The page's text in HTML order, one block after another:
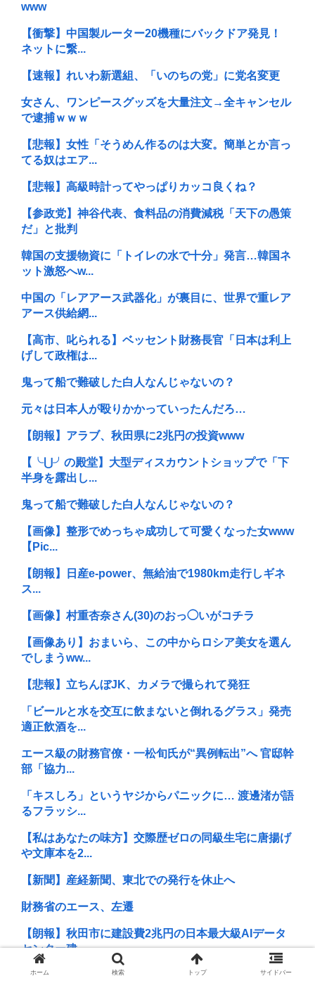
www
【衝撃】中国製ルーター20機種にバックドア発見！
ネットに繋...
【速報】れいわ新選組、「いのちの党」に党名変更
女さん、ワンピースグッズを大量注文→全キャンセル
で逮捕ｗｗｗ
【悲報】女性「そうめん作るのは大変。簡単とか言っ
てる奴はエア...
【悲報】高級時計ってやっぱりカッコ良くね？
【参政党】神谷代表、食料品の消費減税「天下の愚策
だ」と批判
韓国の支援物資に「トイレの水で十分」発言…韓国ネ
ット激怒へw...
中国の「レアアース武器化」が裏目に、世界で重レア
アース供給網...
【高市、叱られる】ベッセント財務長官「日本は利上
げして政権は...
鬼って船で難破した白人なんじゃないの？
元々は日本人が殴りかかっていったんだろ…
【朗報】アラブ、秋田県に2兆円の投資www
【╰⋃╯の殿堂】大型ディスカウントショップで「下
半身を露出し...
鬼って船で難破した白人なんじゃないの？
【画像】整形でめっちゃ成功して可愛くなった女www
【Pic...
【朗報】日産e-power、無給油で1980km走行しギネ
ス...
【画像】村重杏奈さん(30)のおっ◯いがコチラ
【画像あり】おまいら、この中からロシア美女を選ん
でしまうww...
【悲報】立ちんぼJK、カメラで撮られて発狂
「ビールと水を交互に飲まないと倒れるグラス」発売
適正飲酒を...
エース級の財務官僚・一松旬氏が“異例転出”へ 官邸幹
部「協力...
「キスしろ」というヤジからパニックに… 渡邊渚が語
るフラッシ...
【私はあなたの味方】交際歴ゼロの同級生宅に唐揚げ
や文庫本を2...
【新聞】産経新聞、東北での発行を休止へ
財務省のエース、左遷
【朗報】秋田市に建設費2兆円の日本最大級AIデータ
センター建...
【印税1億円】みい山田、ネット叩きに必死な理由が
ホーム 検索 トップ サイドバー